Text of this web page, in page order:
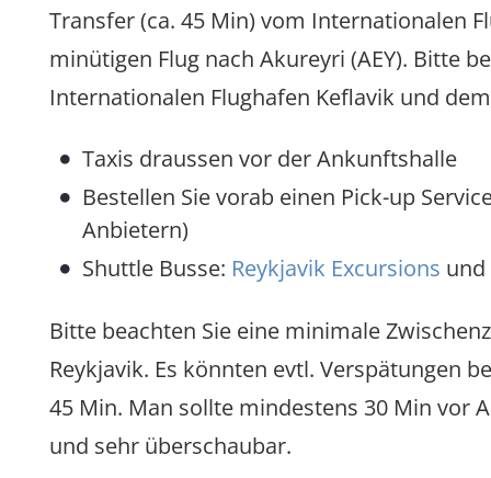
Transfer (ca. 45 Min) vom Internationalen
minütigen Flug nach Akureyri (AEY). Bitte
Internationalen Flughafen Keflavik und
Taxis draussen vor der Ankunftshalle
Bestellen Sie vorab einen Pick-up
Anbietern)
Shuttle Busse: Reykjavik Excursions und
Bitte beachten Sie eine minimale
Reykjavik. Es könnten evtl. Verspätungen
45 Min. Man sollte mindestens 30 Min vor
und sehr überschaubar.